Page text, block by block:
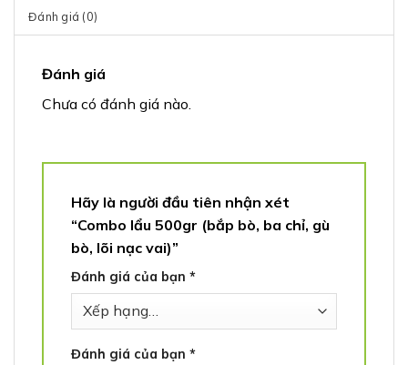
Đánh giá (0)
Đánh giá
Chưa có đánh giá nào.
Hãy là người đầu tiên nhận xét
“Combo lẩu 500gr (bắp bò, ba chỉ, gù
bò, lõi nạc vai)”
Đánh giá của bạn *
Đánh giá của bạn *